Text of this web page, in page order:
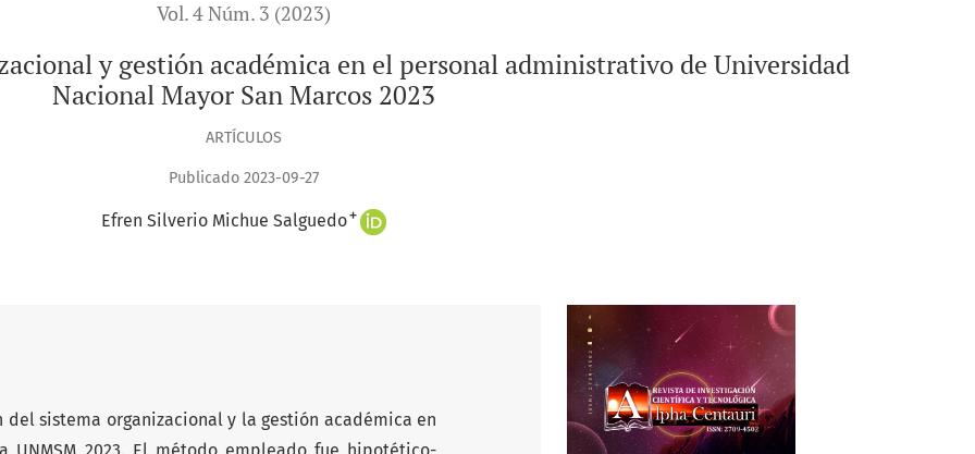
Vol. 4 Núm. 3 (2023)
y gestión académica en el personal administrativo de Universidad
Nacional Mayor San Marcos 2023
ARTÍCULOS
Publicado 2023-09-27
Efren Silverio Michue Salguedo+
sistema organizacional y la gestión académica en